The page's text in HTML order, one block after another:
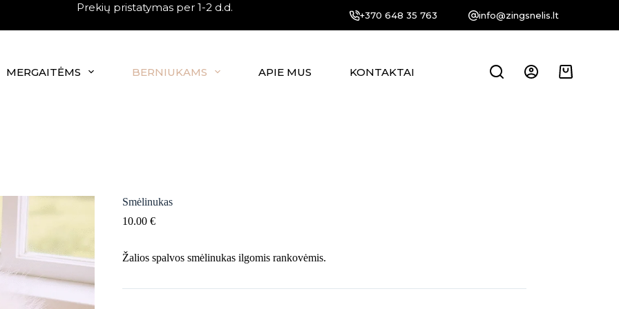
Prekių pristatymas per 1-2 d.d.
+370 648 35 763 info@zingsnelis.lt
MERGAITĖMS BERNIUKAMS APIE MUS KONTAKTAI Krepšelis
Smėlinukas
10.00 €
Žalios spalvos smėlinukas ilgomis rankovėmis.